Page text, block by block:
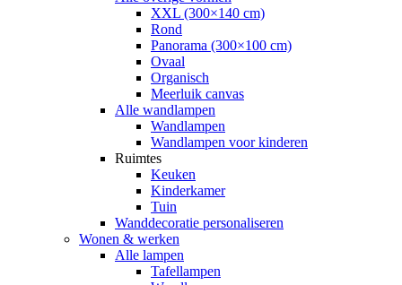
XXL (300×140 cm)
Rond
Panorama (300×100 cm)
Ovaal
Organisch
Meerluik canvas
Alle wandlampen
Wandlampen
Wandlampen voor kinderen
Ruimtes
Keuken
Kinderkamer
Tuin
Wanddecoratie personaliseren
Wonen & werken
Alle lampen
Tafellampen